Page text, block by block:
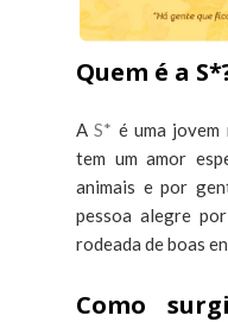
Quem é a
AS* é uma
tem um amor
animais e por
pessoa alegre
rodeada de boas
Como